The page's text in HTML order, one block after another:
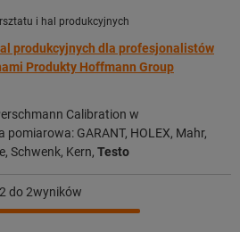
i hal produkcyjnych
produkcyjnych dla profesjonalistów
Produkty Hoffmann Group
Calibration w
GARANT, HOLEX, Mahr,
Schwenk, Kern, Testo
2do 2wyników